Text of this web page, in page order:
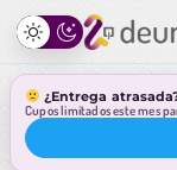
¿Entrega
Cupos limitados este mes